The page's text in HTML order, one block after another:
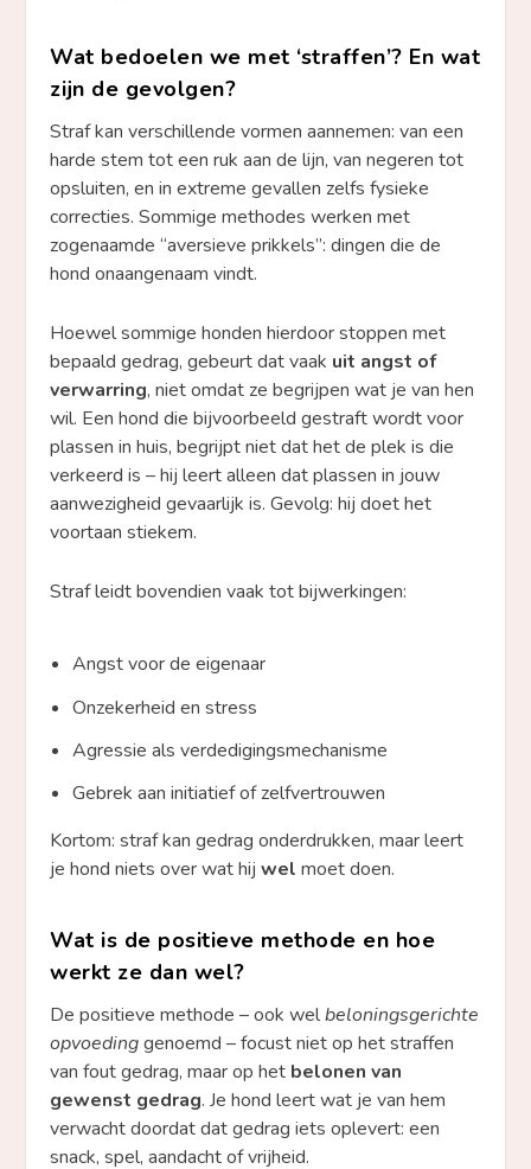
Wat bedoelen we met ‘straffen’? En wat
zijn de gevolgen?
Straf kan verschillende vormen aannemen: van een
harde stem tot een ruk aan de lijn, van negeren tot
opsluiten, en in extreme gevallen zelfs fysieke
correcties. Sommige methodes werken met
zogenaamde “aversieve prikkels”: dingen die de
hond onaangenaam vindt.
Hoewel sommige honden hierdoor stoppen met
bepaald gedrag, gebeurt dat vaak uit angst of
verwarring, niet omdat ze begrijpen wat je van hen
wil. Een hond die bijvoorbeeld gestraft wordt voor
plassen in huis, begrijpt niet dat het de plek is die
verkeerd is – hij leert alleen dat plassen in jouw
aanwezigheid gevaarlijk is. Gevolg: hij doet het
voortaan stiekem.
Straf leidt bovendien vaak tot bijwerkingen:
Angst voor de eigenaar
Onzekerheid en stress
Agressie als verdedigingsmechanisme
Gebrek aan initiatief of zelfvertrouwen
Kortom: straf kan gedrag onderdrukken, maar leert
je hond niets over wat hijwel moet doen.
Wat is de positieve methode en hoe
werkt ze dan wel?
De positieve methode – ook welbeloningsgerichte
opvoedinggenoemd – focust niet op het straffen
van fout gedrag, maar op het belonen van
gewenst gedrag. Je hond leert wat je van hem
verwacht doordat dat gedrag iets oplevert: een
snack, spel, aandacht of vrijheid.